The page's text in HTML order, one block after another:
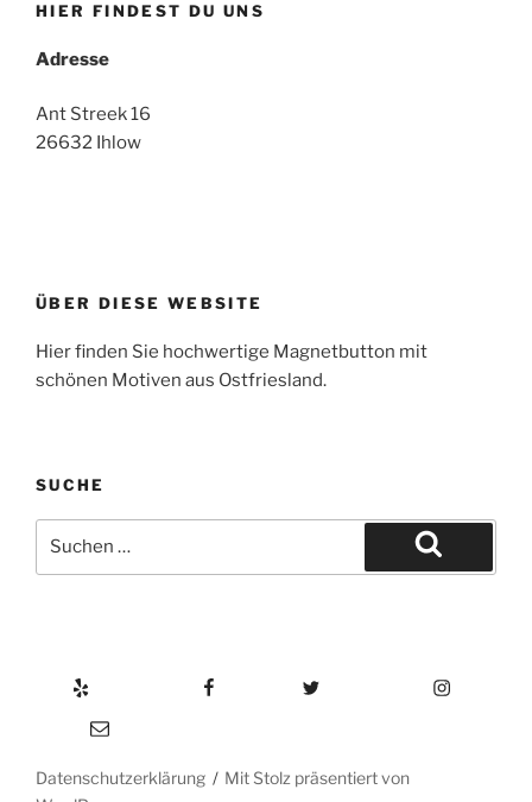
HIER FINDEST DU UNS
Adresse
Ant Streek 16
26632 Ihlow
ÜBER DIESE WEBSITE
Hier finden Sie hochwertige Magnetbutton mit
schönen Motiven aus Ostfriesland.
SUCHE
nach:
Suchen
E-Mail
Datenschutzerklärung
Mit Stolz präsentiert von